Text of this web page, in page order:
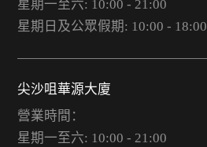
星期一至六: 10:00 - 21:00
星期日及公眾假期: 10:00 - 18:00
尖沙咀華源大廈
營業時間：
星期一至六: 10:00 - 21:00